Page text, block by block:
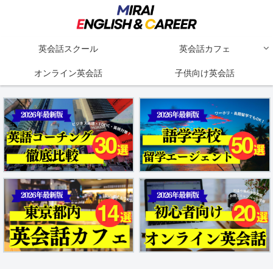
英会話スクール 英会話カフェ
オンライン英会話 子供向け英会話